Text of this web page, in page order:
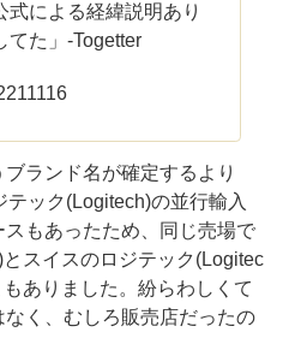
による経緯説明あり
てた」-Togetter
ランド名が確定するより
ック(Logitech)の並行輸入
もあったため、同じ売場で
スイスのロジテック(Logitec
ありました。紛らわしくて
く、むしろ販売店だったの